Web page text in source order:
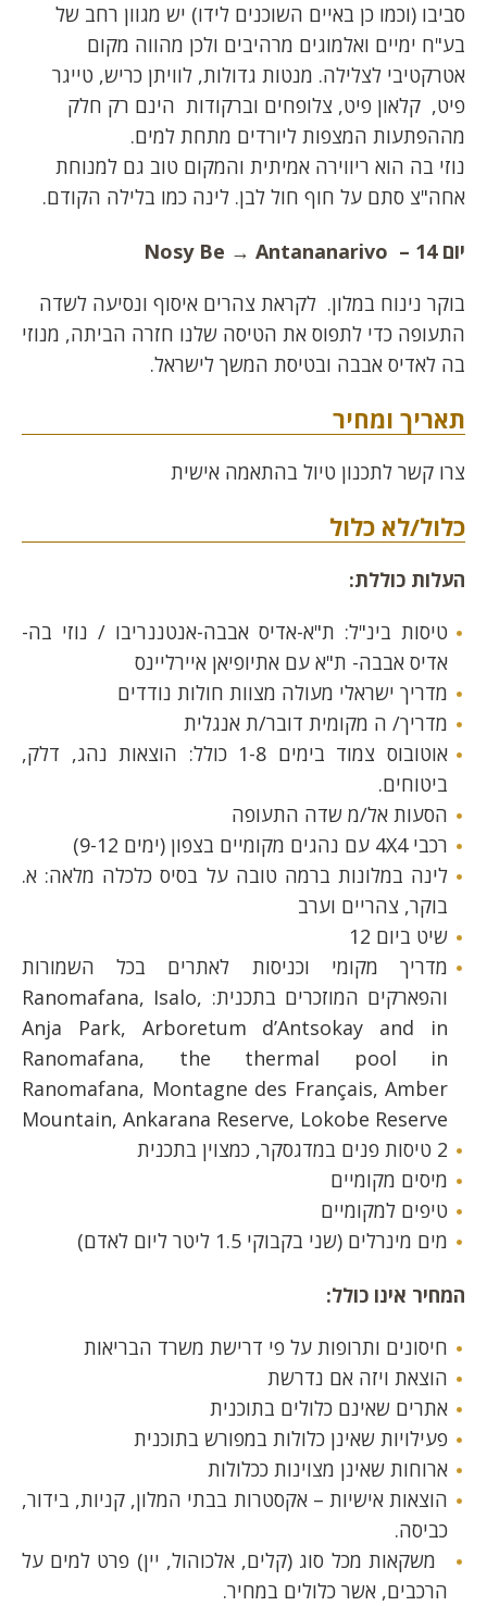
סביבו (וכמו כן באיים השוכנים לידו) יש מגוון רחב של
בע"ח ימיים ואלמוגים מרהיבים ולכן מהווה מקום
אטרקטיבי לצלילה. מנטות גדולות, לוויתן כריש, טייגר
פיט, קלאון פיט, צלופחים וברקודות הינם רק חלק
מההפתעות המצפות ליורדים מתחת למים.
נוזי בה הוא ריווירה אמיתית והמקום טוב גם למנוחת
אחה"צ סתם על חוף חול לבן. לינה כמו בלילה הקודם.
יום 14 – Nosy Be → Antananarivo
בוקר נינוח במלון. לקראת צהרים איסוף ונסיעה לשדה
התעופה כדי לתפוס את הטיסה שלנו חזרה הביתה, מנוזי
בה לאדיס אבבה ובטיסת המשך לישראל.
תאריך ומחיר
צרו קשר לתכנון טיול בהתאמה אישית
כלול/לא כלול
העלות כוללת:
טיסות בינ"ל: ת"א-אדיס אבבה-אנטננריבו / נוזי בה-
אדיס אבבה- ת"א עם אתיופיאן איירליינס
מדריך ישראלי מעולה מצוות חולות נודדים
מדריך/ ה מקומית דובר/ת אנגלית
אוטובוס צמוד בימים 1-8 כולל: הוצאות נהג, דלק,
ביטוחים.
הסעות אל/מ שדה התעופה
רכבי 4X4 עם נהגים מקומיים בצפון (ימים 9-12)
לינה במלונות ברמה טובה על בסיס כלכלה מלאה: א.
בוקר, צהריים וערב
שיט ביום 12
מדריך מקומי וכניסות לאתרים בכל השמורות
והפארקים המוזכרים בתכנית: Ranomafana, Isalo,
Anja Park, Arboretum d’Antsokay and in
Ranomafana, the thermal pool in
Ranomafana, Montagne des Français, Amber
Mountain, Ankarana Reserve, Lokobe Reserve
2 טיסות פנים במדגסקר, כמצוין בתכנית
מיסים מקומיים
טיפים למקומיים
מים מינרלים (שני בקבוקי 1.5 ליטר ליום לאדם)
המחיר אינו כולל:
חיסונים ותרופות על פי דרישת משרד הבריאות
הוצאת ויזה אם נדרשת
אתרים שאינם כלולים בתוכנית
פעילויות שאינן כלולות במפורש בתוכנית
ארוחות שאינן מצוינות ככלולות
הוצאות אישיות – אקסטרות בבתי המלון, קניות, בידור,
כביסה.
משקאות מכל סוג (קלים, אלכוהול, יין) פרט למים על
הרכבים, אשר כלולים במחיר.